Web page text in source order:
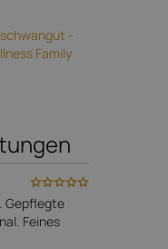
-
Family
Gepflegte
Feines